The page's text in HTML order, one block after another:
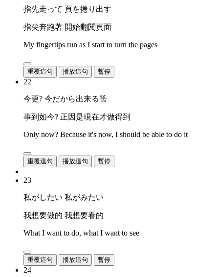
指先走って 頁を捲り出す
指尖奔跑著 開始翻閱頁面
My fingertips run as I start to turn the pages
重覆這句 播放這句 暫停
22
今更? 今だから出来る筈
事到如今? 正因是現在才做得到
Only now? Because it's now, I should be able to do it
重覆這句 播放這句 暫停
23
私がしたい 私がみたい
我想要做的 我想要看的
What I want to do, what I want to see
重覆這句 播放這句 暫停
24